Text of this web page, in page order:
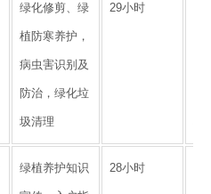
绿化修剪、绿
植防寒养护，
病虫害识别及
防治，绿化垃
圾清理
29小时
绿植养护知识 28小时